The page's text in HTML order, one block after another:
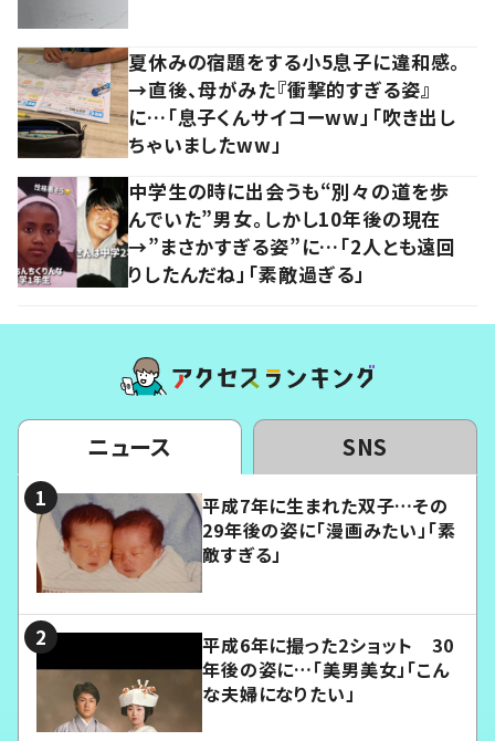
夏休みの宿題をする小5息子に違和感。
→直後、母がみた『衝撃的すぎる姿』
に…「息子くんサイコーww」「吹き出し
ちゃいましたww」
中学生の時に出会うも“別々の道を歩
んでいた”男女。しかし10年後の現在
→”まさかすぎる姿”に…「2人とも遠回
りしたんだね」「素敵過ぎる」
ニュース SNS
平成7年に生まれた双子…その
29年後の姿に「漫画みたい」「素
敵すぎる」
平成6年に撮った2ショット 30
年後の姿に…「美男美女」「こん
な夫婦になりたい」